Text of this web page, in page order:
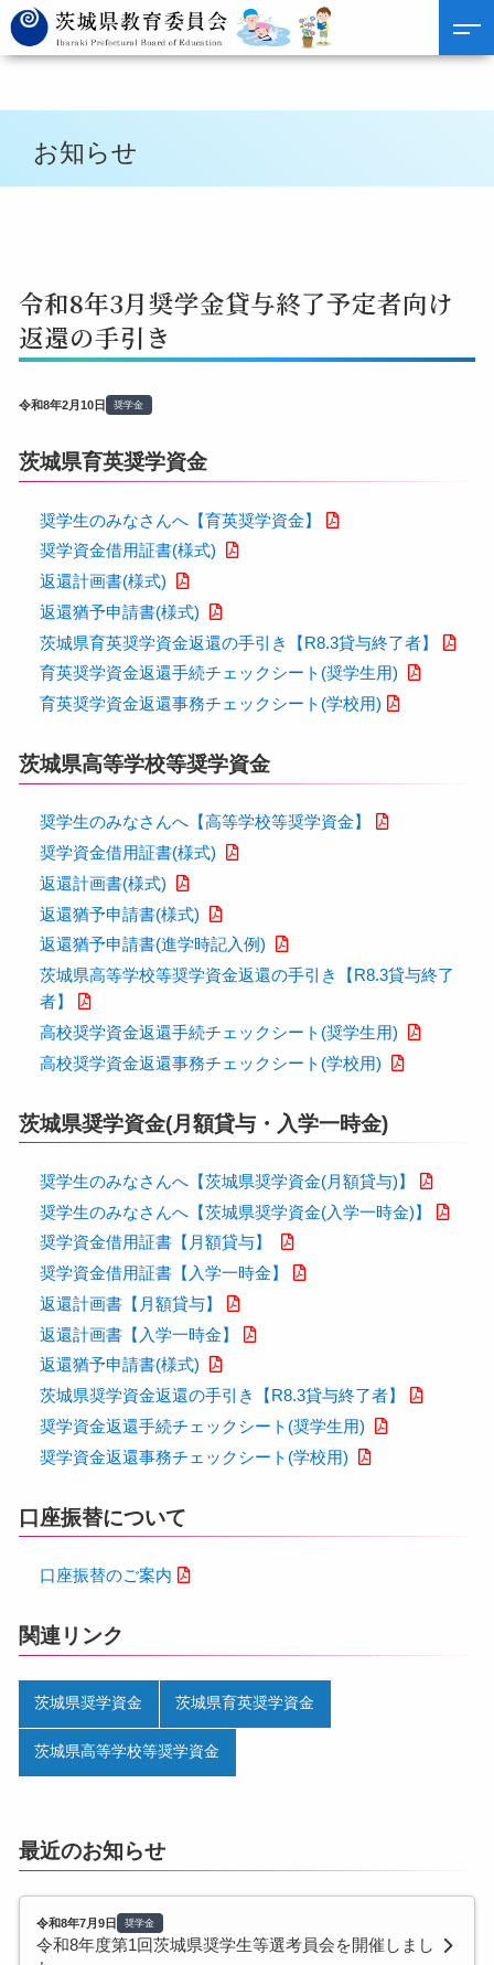
お知らせ
令和8年3月奨学金貸与終了予定者向け
返還の手引き
令和8年2月10日 奨学金
茨城県育英奨学資金
奨学生のみなさんへ【育英奨学資金】
奨学資金借用証書(様式)
返還計画書(様式)
返還猶予申請書(様式)
茨城県育英奨学資金返還の手引き【R8.3貸与終了者】
育英奨学資金返還手続チェックシート(奨学生用)
育英奨学資金返還事務チェックシート(学校用)
茨城県高等学校等奨学資金
奨学生のみなさんへ【高等学校等奨学資金】
奨学資金借用証書(様式)
返還計画書(様式)
返還猶予申請書(様式)
返還猶予申請書(進学時記入例)
茨城県高等学校等奨学資金返還の手引き【R8.3貸与終了
者】
高校奨学資金返還手続チェックシート(奨学生用)
高校奨学資金返還事務チェックシート(学校用)
茨城県奨学資金(月額貸与・入学一時金)
奨学生のみなさんへ【茨城県奨学資金(月額貸与)】
奨学生のみなさんへ【茨城県奨学資金(入学一時金)】
奨学資金借用証書【月額貸与】
奨学資金借用証書【入学一時金】
返還計画書【月額貸与】
返還計画書【入学一時金】
返還猶予申請書(様式)
茨城県奨学資金返還の手引き【R8.3貸与終了者】
奨学資金返還手続チェックシート(奨学生用)
奨学資金返還事務チェックシート(学校用)
口座振替について
口座振替のご案内
関連リンク
茨城県奨学資金 茨城県育英奨学資金
茨城県高等学校等奨学資金
最近のお知らせ
令和8年7月9日 奨学金
令和8年度第1回茨城県奨学生等選考員会を開催しまし